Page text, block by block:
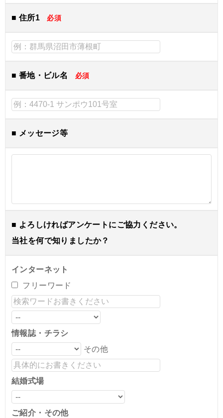
■ 住所1 必須
■ 番地・ビル名 必須
■ メッセージ等
■ よろしければアンケートにご協力ください。
当社を何で知りましたか？
インターネット
フリーワード
情報誌・チラシ
その他
結婚式場
ご紹介・その他